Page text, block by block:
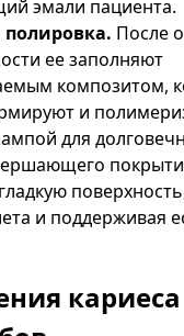
эмали пациента.
После
ее заполняют
композитом,
и
для
и поддерживая
кариеса